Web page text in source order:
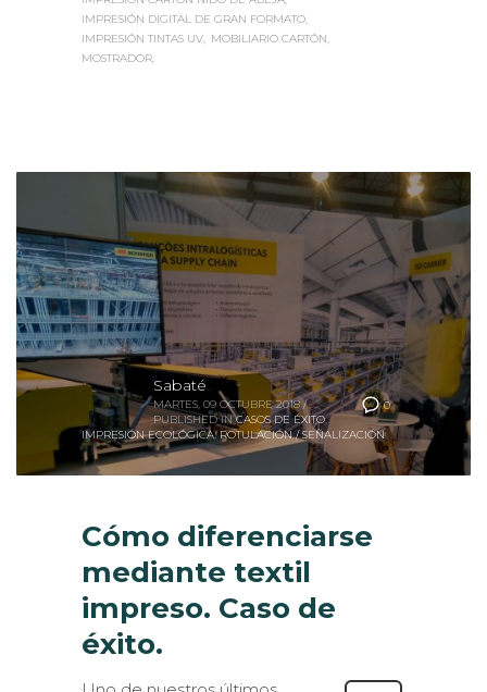
IMPRESIÓN DIGITAL DE GRAN FORMATO
IMPRESIÓN TINTAS UV
MOBILIARIO CARTÓN
MOSTRADOR
0
Sabaté
MARTES, 09 OCTUBRE 2018 /
PUBLISHED IN CASOS DE ÉXITO,
IMPRESIÓN ECOLÓGICA,ROTULACIÓN / SEÑALIZACIÓN
Cómo diferenciarse
mediante textil
impreso. Caso de
éxito.